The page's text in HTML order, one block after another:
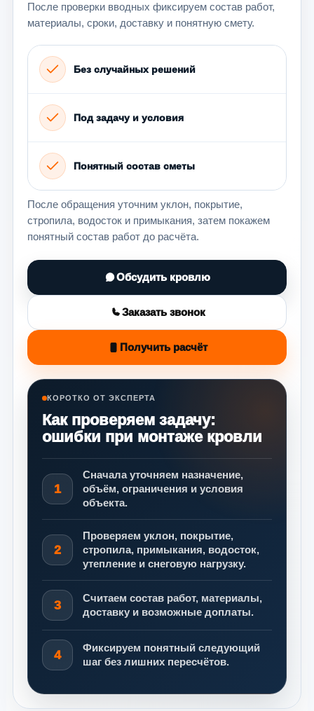
После проверки вводных фиксируем состав работ,
материалы, сроки, доставку и понятную смету.
Без случайных решений
Под задачу и условия
Понятный состав сметы
После обращения уточним уклон, покрытие,
стропила, водосток и примыкания, затем покажем
понятный состав работ до расчёта.
Обсудить кровлю
Заказать звонок
Получить расчёт
КОРОТКО ОТ ЭКСПЕРТА
Как проверяем задачу:
ошибки при монтаже кровли
1
Сначала уточняем назначение,
объём, ограничения и условия
объекта.
2
Проверяем уклон, покрытие,
стропила, примыкания, водосток,
утепление и снеговую нагрузку.
3
Считаем состав работ, материалы,
доставку и возможные доплаты.
4
Фиксируем понятный следующий
шаг без лишних пересчётов.